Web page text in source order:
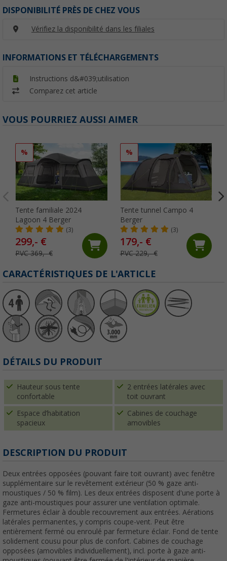
DISPONIBILITÉ PRÈS DE CHEZ VOUS
Vérifiez la disponibilité dans les filiales
INFORMATIONS ET TÉLÉCHARGEMENTS
Instructions d&#039;utilisation
Comparez cet article
VOUS POURRIEZ AUSSI AIMER
%
Tente familiale 2024
Lagoon 4 Berger
(3)
299,- €
PVC 369,- €
%
Tente tunnel Campo 4
Berger
(3)
179,- €
PVC 229,- €
CARACTÉRISTIQUES DE L'ARTICLE
DÉTAILS DU PRODUIT
Hauteur sous tente
confortable
2 entrées latérales avec
toit ouvrant
Espace d’habitation
spacieux
Cabines de couchage
amovibles
DESCRIPTION DU PRODUIT
Deux entrées opposées (pouvant faire toit ouvrant) avec fenêtre
supplémentaire sur le revêtement extérieur (50 % gaze anti-
moustiques / 50 % film). Les deux entrées disposent d'une porte à
gaze anti-moustiques pour assurer une ventilation optimale.
Fermetures éclair à double recouvrement aux entrées. Aérations
latérales permanentes, y compris coupe-vent. Peut être
entièrement fermé ou enroulé par fermeture éclair. Fond de tente
solidement cousu pour plus de confort. Cabines de couchage
opposées (amovibles individuellement), incl. porte à gaze anti-